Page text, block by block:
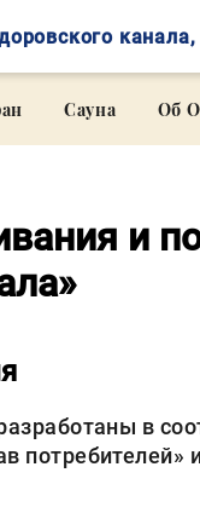
канала,
Сауна Об
и
в
потребителей»